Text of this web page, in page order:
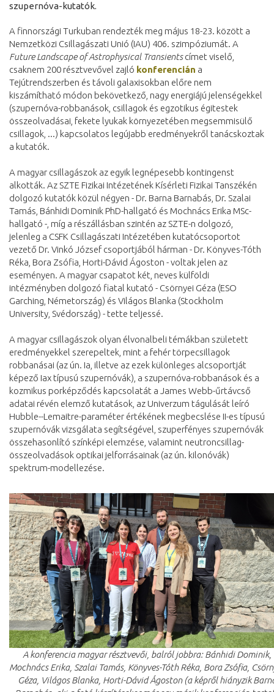
szupernóva-kutatók.
A finnországi Turkuban rendezték meg május 18-23. között a
Nemzetközi Csillagászati Unió (IAU) 406. szimpóziumát. A
Future Landscape of Astrophysical Transientscímet viselő,
csaknem 200 résztvevővel zajló konferencián a
Tejútrendszerben és távoli galaxisokban előre nem
kiszámítható módon bekövetkező, nagy energiájú jelenségekkel
(szupernóva-robbanások, csillagok és egzotikus égitestek
összeolvadásai, fekete lyukak környezetében megsemmisülő
csillagok, ...) kapcsolatos legújabb eredményekről tanácskoztak
a kutatók.
A magyar csillagászok az egyik legnépesebb kontingenst
alkották. Az SZTE Fizikai Intézetének Kísérleti Fizikai Tanszékén
dolgozó kutatók közül négyen - Dr. Barna Barnabás, Dr. Szalai
Tamás, Bánhidi Dominik PhD-hallgató és Mochnács Erika MSc-
hallgató -, míg a részállásban szintén az SZTE-n dolgozó,
jelenleg a CSFK Csillagászati Intézetében kutatócsoportot
vezető Dr. Vinkó József csoportjából hárman - Dr. Könyves-Tóth
Réka, Bora Zsófia, Horti-Dávid Ágoston - voltak jelen az
eseményen. A magyar csapatot két, neves külföldi
intézményben dolgozó fiatal kutató - Csörnyei Géza (ESO
Garching, Németország) és Világos Blanka (Stockholm
University, Svédország) - tette teljessé.
A magyar csillagászok olyan élvonalbeli témákban született
eredményekkel szerepeltek, mint a fehér törpecsillagok
robbanásai (az ún. Ia, illetve az ezek különleges alcsoportját
képező Iax típusú szupernóvák), a szupernóva-robbanások és a
kozmikus porképződés kapcsolatát a James Webb-űrtávcső
adatai révén elemző kutatások, az Univerzum tágulását leíró
Hubble--Lemaitre-paraméter értékének megbecslése II-es típusú
szupernóvák vizsgálata segítségével, szuperfényes szupernóvák
összehasonlító színképi elemzése, valamint neutroncsillag-
összeolvadások optikai jelforrásainak (az ún. kilonóvák)
spektrum-modellezése.
A konferencia magyar résztvevői, balról jobbra: Bánhidi Dominik,
Mochnács Erika, Szalai Tamás, Könyves-Tóth Réka, Bora Zsófia,
Géza, Világos Blanka, Horti-Dávid Ágoston (a képről hiányzik